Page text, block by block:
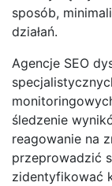
sposób,
działań.
Agencje SEO
śledzenie
reagowanie na
przeprowadzić
zidentyfikować